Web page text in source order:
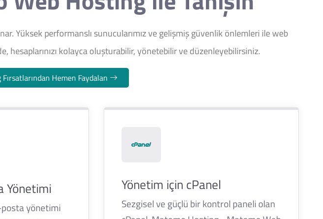
Yüksek performanslı sunucularımız ve gelişmiş güvenlik önlemleri ile web
kolayca oluşturabilir, yönetebilir ve düzenleyebilirsiniz.
Hemen Faydalan
Yönetimi
yönetimi
Yönetim için cPanel
Sezgisel ve güçlü bir kontrol paneli olan